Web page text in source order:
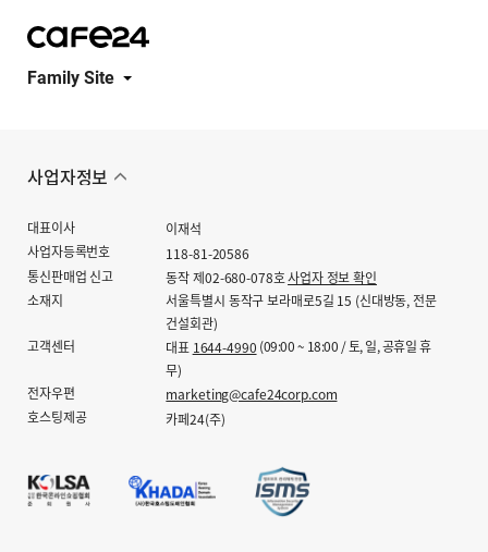
Family Site
사업자정보
대표이사
이재석
사업자등록번호
118-81-20586
통신판매업 신고
동작 제02-680-078호사업자 정보 확인
소재지
서울특별시 동작구 보라매로5길 15 (신대방동, 전문
건설회관)
고객센터
대표 1644-4990 (09:00 ~ 18:00 / 토, 일, 공휴일 휴
무)
전자우편
marketing@cafe24corp.com
호스팅제공
카페24(주)